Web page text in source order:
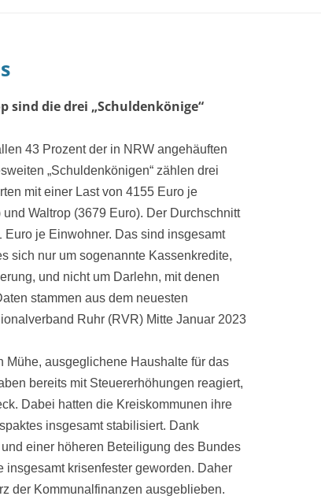
LINKS DANK
sind die drei „Schuldenkönige“
43 Prozent der in NRW angehäuften
„Schuldenkönigen“ zählen drei
mit einer Last von 4155 Euro je
Waltrop (3679 Euro). Der Durchschnitt
je Einwohner. Das sind insgesamt
sich nur um sogenannte Kassenkredite,
und nicht um Darlehn, mit denen
stammen aus dem neuesten
Ruhr (RVR) Mitte Januar 2023
ausgeglichene Haushalte für das
bereits mit Steuererhöhungen reagiert,
Dabei hatten die Kreiskommunen ihre
insgesamt stabilisiert. Dank
einer höheren Beteiligung des Bundes
krisenfester geworden. Daher
der Kommunalfinanzen ausgeblieben.